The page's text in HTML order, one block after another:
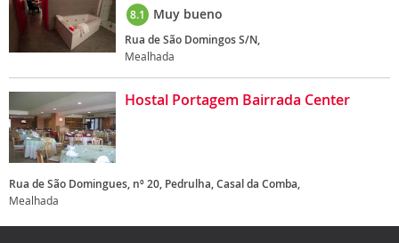
8.1 Muy bueno
Rua de São Domingos S/N,
Mealhada
Hostal Portagem Bairrada Center
Rua de São Domingues, nº 20, Pedrulha, Casal da Comba,
Mealhada